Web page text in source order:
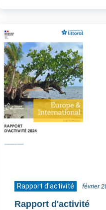
Rapport d'activité février
Rapport d'activité